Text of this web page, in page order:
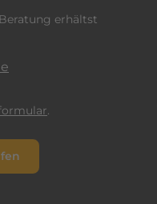
erhältst
.